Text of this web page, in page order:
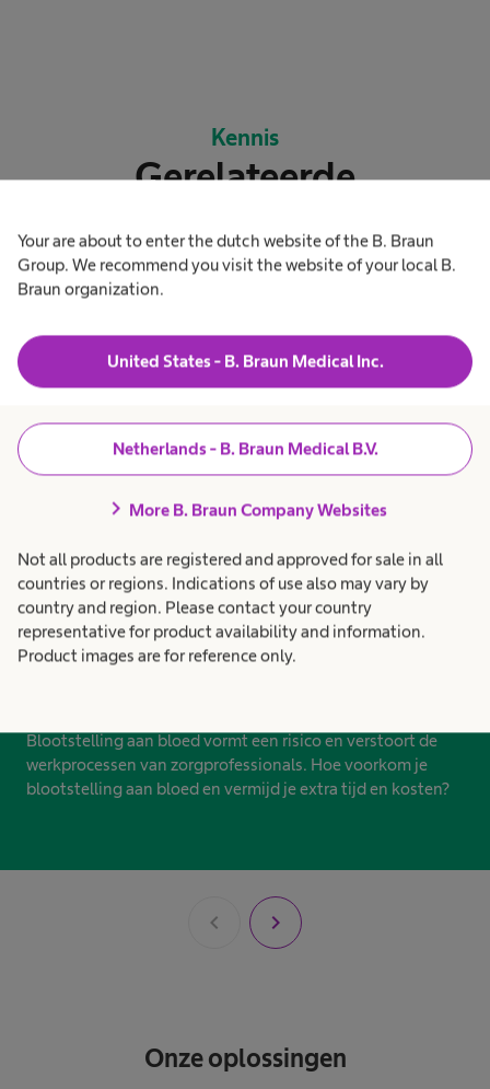
Your are about to enter the dutch website of the B. Braun
Group. We recommend you visit the website of your local B.
Braun organization.
United States - B. Braun Medical Inc.
Netherlands - B. Braun Medical B.V.
chevron_right More B. Braun Company Websites
Not all products are registered and approved for sale in all
countries or regions. Indications of use also may vary by
country and region. Please contact your country
representative for product availability and information.
Product images are for reference only.
Kennis
Gerelateerde
onderwerpen
Blootstelling aan bloed vormt een risico en verstoort de
werkprocessen van zorgprofessionals. Hoe voorkom je
blootstelling aan bloed en vermijd je extra tijd en kosten?
chevron_left chevron_right
Onze oplossingen